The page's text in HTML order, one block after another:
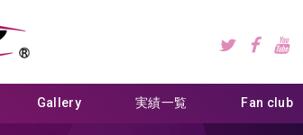
Gallery 実績一覧 Fan club